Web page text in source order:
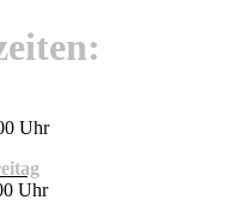
Uhr
Uhr